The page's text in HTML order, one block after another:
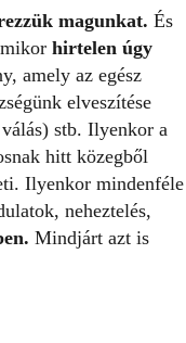
magunkat. És
hirtelen úgy
amely az egész
elveszítése
stb. Ilyenkor a
hitt közegből
Ilyenkor mindenféle
neheztelés,
Mindjárt azt is